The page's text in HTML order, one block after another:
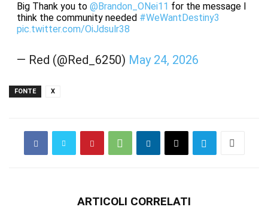
Big Thank you to @Brandon_ONei11 for the message I
think the community needed #WeWantDestiny3
pic.twitter.com/OiJdsulr38
— Red (@Red_6250) May 24, 2026
FONTE X
ARTICOLI CORRELATI